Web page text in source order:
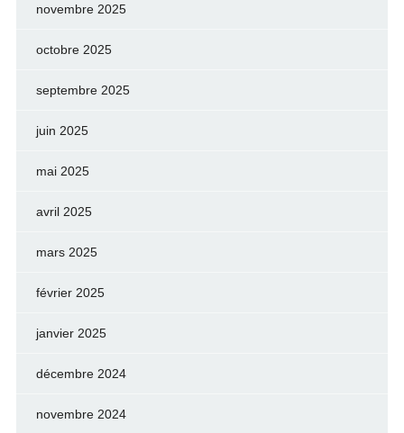
novembre 2025
octobre 2025
septembre 2025
juin 2025
mai 2025
avril 2025
mars 2025
février 2025
janvier 2025
décembre 2024
novembre 2024